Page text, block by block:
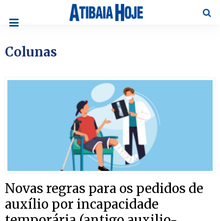
Colunas
Novas regras para os pedidos de
auxílio por incapacidade